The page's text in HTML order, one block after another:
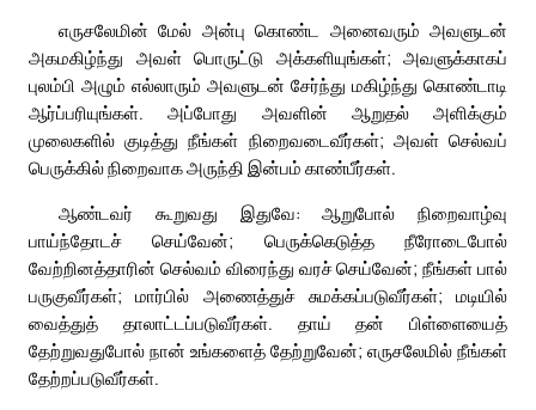
எருசலேமின் மேல் அன்பு கொண்ட அனைவரும் அவளுடன்
அகமகிழ்ந்து அவள் பொருட்டு அக்களியுங்கள்; அவளுக்காகப்
புலம்பி அழும் எல்லாரும் அவளுடன் சேர்ந்து மகிழ்ந்து கொண்டாடி
ஆர்ப்பரியுங்கள். அப்போது அவளின் ஆறுதல் அளிக்கும்
முலைகளில் குடித்து நீங்கள் நிறைவடைவீர்கள்; அவள் செல்வப்
பெருக்கில் நிறைவாக அருந்தி இன்பம் காண்பீர்கள்.
ஆண்டவர் கூறுவது இதுவே: ஆறுபோல் நிறைவாழ்வு
பாய்ந்தோடச் செய்வேன்; பெருக்கெடுத்த நீரோடைபோல்
வேற்றினத்தாரின் செல்வம் விரைந்து வரச் செய்வேன்; நீங்கள் பால்
பருகுவீர்கள்; மார்பில் அணைத்துச் சுமக்கப்படுவீர்கள்; மடியில்
வைத்துத் தாலாட்டப்படுவீர்கள். தாய் தன் பிள்ளையைத்
தேற்றுவதுபோல் நான் உங்களைத் தேற்றுவேன்; எருசலேமில் நீங்கள்
தேற்றப்படுவீர்கள்.